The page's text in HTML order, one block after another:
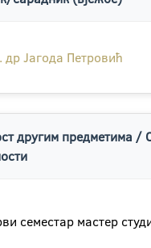
др Јагода Петровић
другим предметима /
семестар мастер